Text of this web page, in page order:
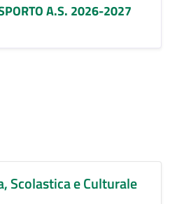
A.S. 2026-2027
Scolastica e Culturale